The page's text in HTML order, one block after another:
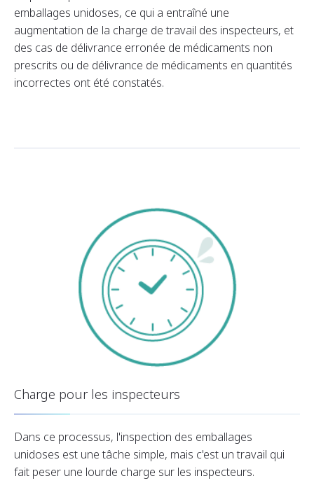
emballages unidoses, ce qui a entraîné une
augmentation de la charge de travail des inspecteurs, et
des cas de délivrance erronée de médicaments non
prescrits ou de délivrance de médicaments en quantités
incorrectes ont été constatés.
Charge pour les inspecteurs
Dans ce processus, l'inspection des emballages
unidoses est une tâche simple, mais c'est un travail qui
fait peser une lourde charge sur les inspecteurs.